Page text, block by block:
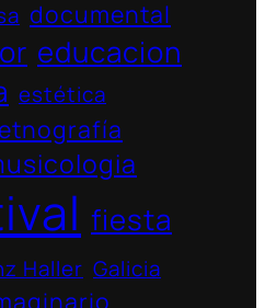
documental
educacion
estética
fiesta
Haller Galicia